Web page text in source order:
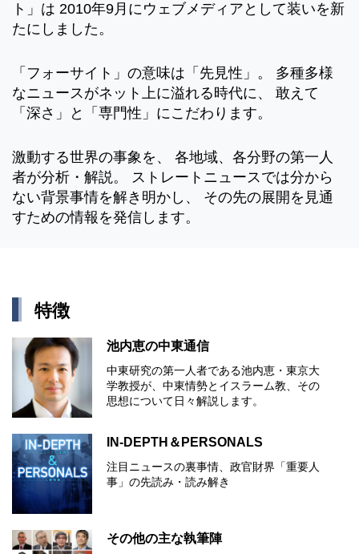
ト」は 2010年9月にウェブメディアとして装いを新
たにしました。
「フォーサイト」の意味は「先見性」。 多種多様
なニュースがネット上に溢れる時代に、 敢えて
「深さ」と「専門性」にこだわります。
激動する世界の事象を、 各地域、各分野の第一人
者が分析・解説。 ストレートニュースでは分から
ない背景事情を解き明かし、 その先の展開を見通
すための情報を発信します。
特徴
池内恵の中東通信
中東研究の第⼀⼈者である池内恵・東京⼤
学教授が、中東情勢とイスラーム教、その
思想について⽇々解説します。
IN-DEPTH＆PERSONALS
注目ニュースの裏事情、政官財界「重要人
事」の先読み・読み解き
その他の主な執筆陣